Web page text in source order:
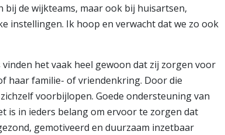
bij de wijkteams, maar ook bij huisartsen,
instellingen. Ik hoop en verwacht dat we zo ook
het vaak heel gewoon dat zij zorgen voor
haar familie- of vriendenkring. Door die
voorbijlopen. Goede ondersteuning van
is in ieders belang om ervoor te zorgen dat
gemotiveerd en duurzaam inzetbaar